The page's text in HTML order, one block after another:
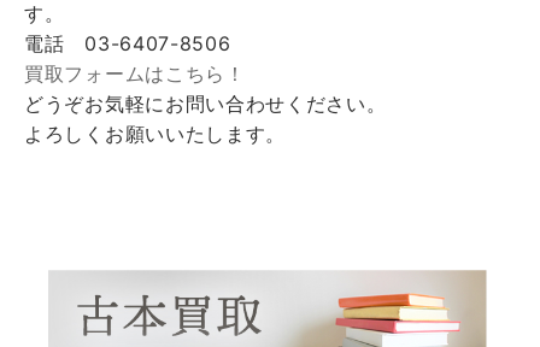
す。
電話 03-6407-8506
買取フォームはこちら！
どうぞお気軽にお問い合わせください。
よろしくお願いいたします。